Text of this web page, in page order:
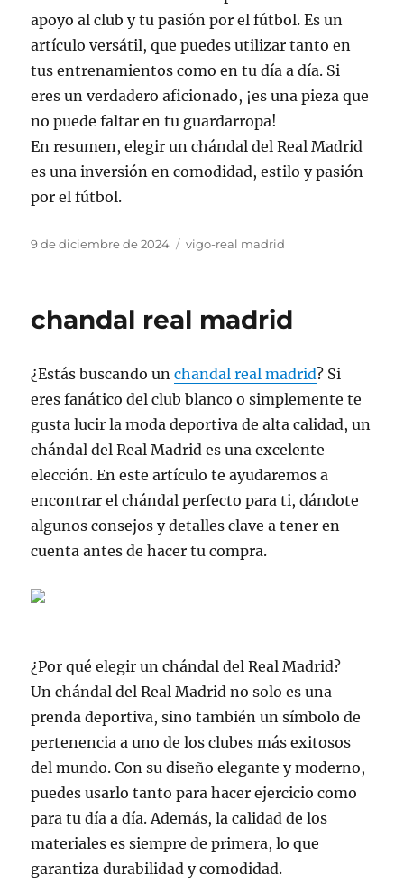
apoyo al club y tu pasión por el fútbol. Es un
artículo versátil, que puedes utilizar tanto en
tus entrenamientos como en tu día a día. Si
eres un verdadero aficionado, ¡es una pieza que
no puede faltar en tu guardarropa!
En resumen, elegir un chándal del Real Madrid
es una inversión en comodidad, estilo y pasión
por el fútbol.
Publicado
9 de diciembre de 2024 Categorías
vigo-real madrid
chandal real madrid
¿Estás buscando unchandal real madrid? Si
eres fanático del club blanco o simplemente te
gusta lucir la moda deportiva de alta calidad, un
chándal del Real Madrid es una excelente
elección. En este artículo te ayudaremos a
encontrar el chándal perfecto para ti, dándote
algunos consejos y detalles clave a tener en
cuenta antes de hacer tu compra.
¿Por qué elegir un chándal del Real Madrid?
Un chándal del Real Madrid no solo es una
prenda deportiva, sino también un símbolo de
pertenencia a uno de los clubes más exitosos
del mundo. Con su diseño elegante y moderno,
puedes usarlo tanto para hacer ejercicio como
para tu día a día. Además, la calidad de los
materiales es siempre de primera, lo que
garantiza durabilidad y comodidad.